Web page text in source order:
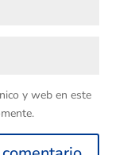
y web en este